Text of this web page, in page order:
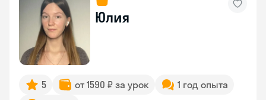
Юлия
5 от 1590 ₽ за урок
1 год опыта